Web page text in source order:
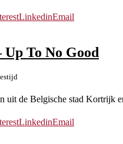
LinkedinEmail
To No Good
uit de Belgische stad Kortrijk
LinkedinEmail